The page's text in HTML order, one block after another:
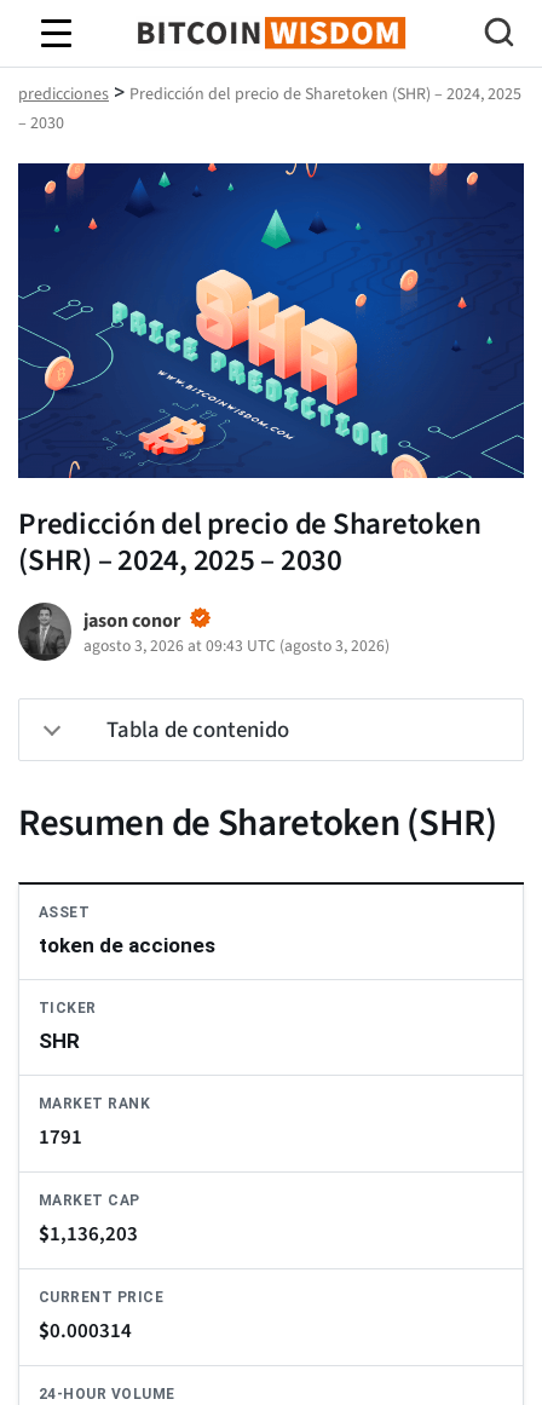
Sabiduría de Bitcoin
predicciones > Predicción del precio de Sharetoken (SHR) – 2024, 2025
– 2030
Predicción del precio de Sharetoken
(SHR) – 2024, 2025 – 2030
jason conor
agosto 3, 2026 at 09:43 UTC (agosto 3, 2026)
Tabla de contenido
Resumen de Sharetoken (SHR)
ASSET
token de acciones
TICKER
SHR
MARKET RANK
1791
MARKET CAP
$1,136,203
CURRENT PRICE
$0.000314
24-HOUR VOLUME